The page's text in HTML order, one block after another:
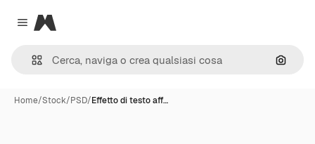
Close menu
Magnific
Cerca
Home/Stock/PSD/Effetto di testo aff…